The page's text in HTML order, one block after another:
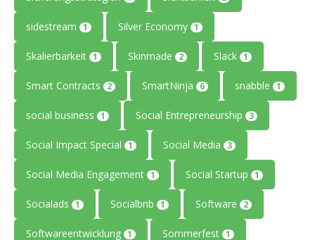
sidestream 1 Silver Economy 1
Skalierbarkeit 1 Skinmade 2 Slack 1
Smart Contracts 2 SmartNinja 6 snabble 1
social business 1 Social Entrepreneurship 3
Social Impact Special 1 Social Media 3
Social Media Engagement 1 Social Startup 1
Socialads 1 Socialbnb 1 Software 2
Softwareentwicklung 1 Sommerfest 1